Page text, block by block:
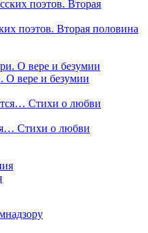
поэтов. Вторая половина
вере и безумии
Стихи о любви